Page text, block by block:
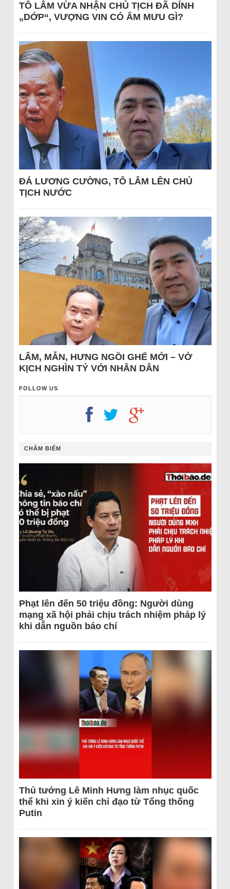
TÔ LÂM VỪA NHẬN CHỦ TỊCH ĐÃ DÍNH
„DỚP“, VƯỢNG VIN CÓ ÂM MƯU GÌ?
ĐÁ LƯƠNG CƯỜNG, TÔ LÂM LÊN CHỦ
TỊCH NƯỚC
LÂM, MẪN, HƯNG NGỒI GHẾ MỚI – VỞ
KỊCH NGHÌN TỶ VỚI NHÂN DÂN
FOLLOW US
CHÂM BIẾM
Phạt lên đến 50 triệu đồng: Người dùng
mạng xã hội phải chịu trách nhiệm pháp lý
khi dẫn nguồn báo chí
Thủ tướng Lê Minh Hưng làm nhục quốc
thể khi xin ý kiến chỉ đạo từ Tổng thống
Putin